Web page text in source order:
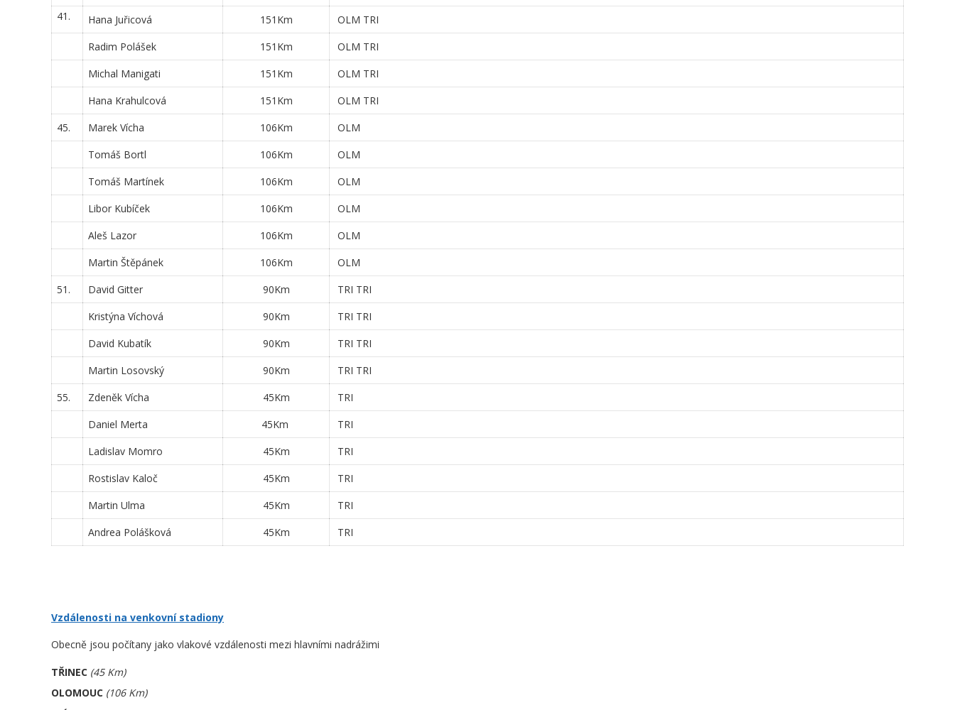
41.
Hana Juřicová 151Km
OLM TRI
Radim Polášek
151Km
OLM TRI
Michal Manigati
151Km
OLM TRI
Hana Krahulcová
151Km
OLM TRI
45.
Marek Vícha 106Km
OLM
Tomáš Bortl
106Km
OLM
Tomáš Martínek
106Km
OLM
Libor Kubíček
106Km
OLM
Aleš Lazor
106Km
OLM
Martin Štěpánek
106Km
OLM
51.
David Gitter 90Km
TRI TRI
Kristýna Víchová
90Km
TRI TRI
David Kubatík
90Km
TRI TRI
Martin Losovský
90Km
TRI TRI
55.
Zdeněk Vícha 45Km
TRI
Daniel Merta
45Km
TRI
Ladislav Momro
45Km
TRI
Rostislav Kaloč
45Km
TRI
Martin Ulma
45Km
TRI
Andrea Polášková
45Km TRI
Vzdálenosti na venkovní stadiony
Obecně jsou počítany jako vlakové vzdálenosti mezi hlavními nadrážimi
TŘINEC (45 Km)
OLOMOUC (106 Km)